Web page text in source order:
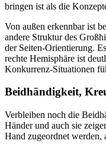
bringen ist als die
Von außen erkennbar ist
andere Struktur des
der Seiten-Orientierung.
rechte Hemisphäre ist
Konkurrenz-Situationen
Beidhändigkeit,
Verbleiben noch die
Händer und auch sie
Hand zugeordnet werden,